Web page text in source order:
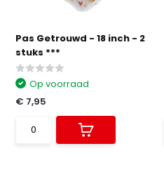
Pas Getrouwd - 18 inch - 2
stuks ***
Op voorraad
€ 7,95